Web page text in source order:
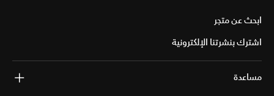
ابحث عن متجر
اشترك بنشرتنا الإلكترونية
مساعدة